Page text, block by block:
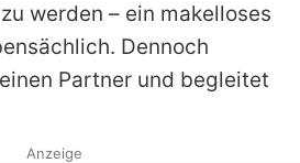
werden – ein makelloses
Dennoch
Partner und begleitet
Anzeige